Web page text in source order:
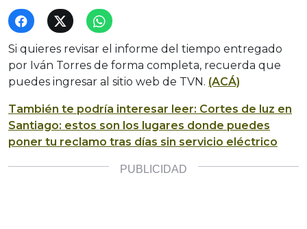
Si quieres revisar el informe del tiempo entregado
por Iván Torres de forma completa, recuerda que
puedes ingresar al sitio web de TVN. (ACÁ)
También te podría interesar leer: Cortes de luz en
Santiago: estos son los lugares donde puedes
poner tu reclamo tras días sin servicio eléctrico